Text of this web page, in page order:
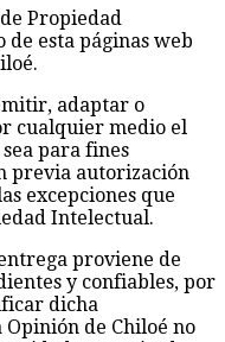
Propiedad
esta páginas web
adaptar o
cualquier medio el
para fines
previa autorización
excepciones que
Intelectual.
proviene de
y confiables, por
dicha
de Chiloé no